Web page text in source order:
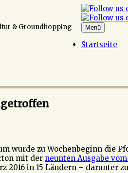
& Groundhopping Menü
Startseite
wurde zu Wochenbeginn die
mit der neunten Ausgabe
2016 in 15 Ländern – darunter